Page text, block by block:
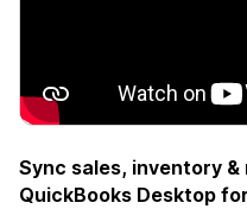
Sync sales, inventory
QuickBooks Desktop